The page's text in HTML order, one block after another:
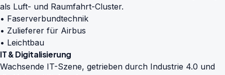
als Luft- und Raumfahrt-Cluster.
• Faserverbundtechnik
• Zulieferer für Airbus
• Leichtbau
IT & Digitalisierung
Wachsende IT-Szene, getrieben durch Industrie 4.0 und